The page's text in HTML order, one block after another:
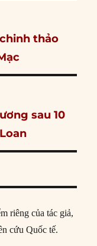
thảo
sau 10
riêng của tác giả,
cứu Quốc tế.